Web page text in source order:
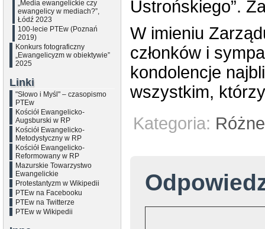
„Media ewangelickie czy
ewangelicy w mediach?”,
Łódź 2023
100-lecie PTEw (Poznań
2019)
Konkurs fotograficzny
„Ewangelicyzm w obiektywie”
2025
Linki
"Słowo i Myśl" – czasopismo
PTEw
Kościół Ewangelicko-
Augsburski w RP
Kościół Ewangelicko-
Metodystyczny w RP
Kościół Ewangelicko-
Reformowany w RP
Mazurskie Towarzystwo
Ewangelickie
Protestantyzm w Wikipedii
PTEw na Facebooku
PTEw na Twitterze
PTEw w Wikipedii
Ustrońskiego”.
W imieniu
członków i
kondolencje
wszystkim,
Kategoria: